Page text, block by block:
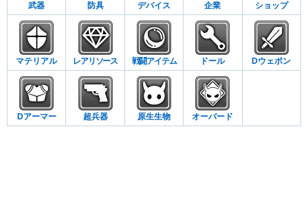
武器 防具 デバイス 企業 ショップ
マテリアル レアリソース 戦闘アイテム ドール Dウェポン
Dアーマー 超兵器 原生生物 オーバード